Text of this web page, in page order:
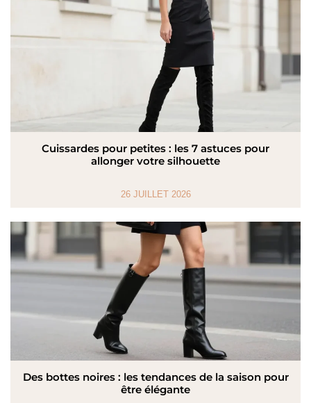
Cuissardes pour petites : les 7 astuces pour
allonger votre silhouette
26 JUILLET 2026
Des bottes noires : les tendances de la saison pour
être élégante